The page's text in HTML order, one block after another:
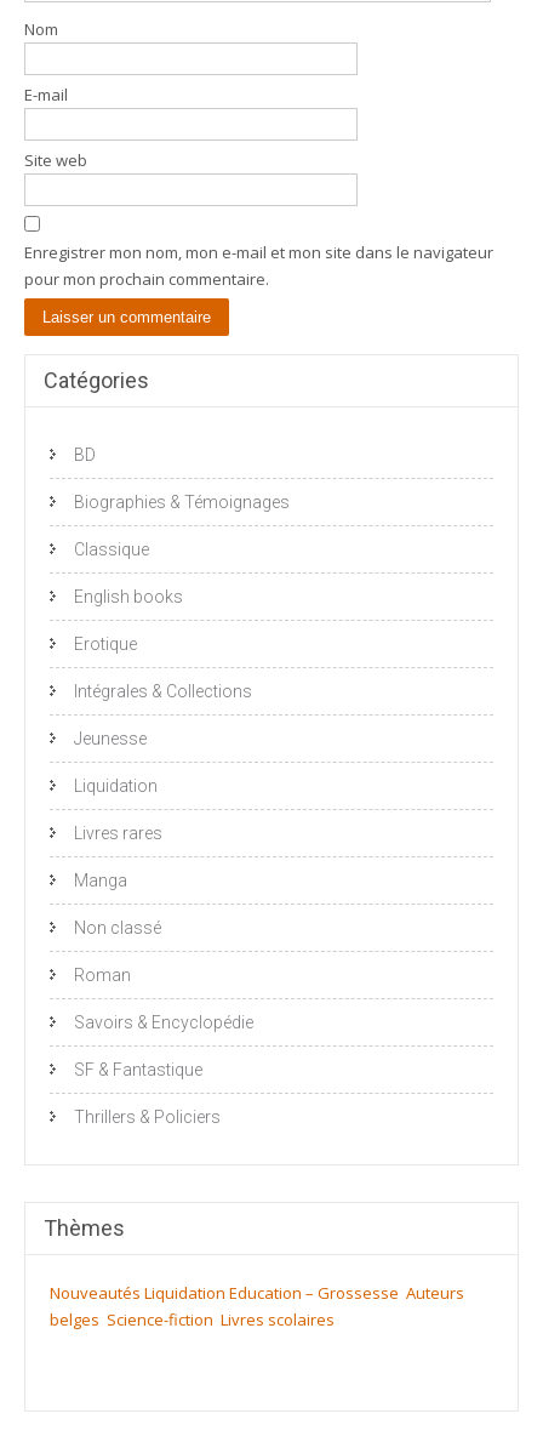
Nom
E-mail
Site web
Enregistrer mon nom, mon e-mail et mon site dans le navigateur
pour mon prochain commentaire.
Catégories
BD
Biographies & Témoignages
Classique
English books
Erotique
Intégrales & Collections
Jeunesse
Liquidation
Livres rares
Manga
Non classé
Roman
Savoirs & Encyclopédie
SF & Fantastique
Thrillers & Policiers
Thèmes
Nouveautés Liquidation Education – Grossesse Auteurs
belges Science-fiction Livres scolaires